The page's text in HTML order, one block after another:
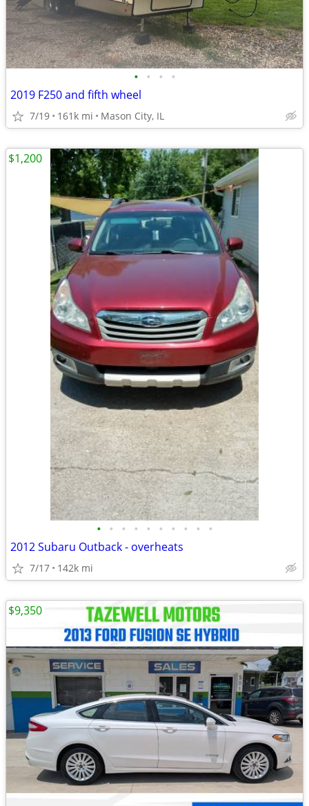
• • • •
2019 F250 and fifth wheel
7/19 161k mi Mason City, IL
• • • • • • • • • •
2012 Subaru Outback - overheats
7/17 142k mi
$1,200
$9,350